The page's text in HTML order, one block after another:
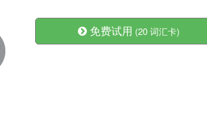
免费试用 (20 词汇卡)